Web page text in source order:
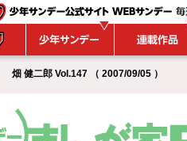
健二郎 Vol.147 （ 2007/09/05 ）